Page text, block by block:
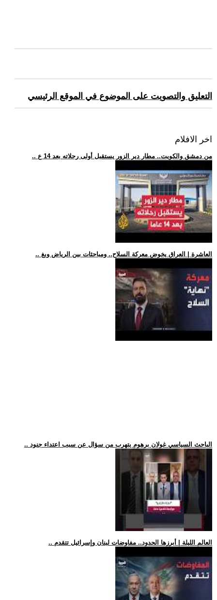
التعليق والتصويت على الموضوع في الموقع الرئيسي
اخر الافلام
.. من دمشق والكويت.. مطار دير الزور يستقبل أولى رحلاته بعد 14 ع
.. العاشرة | العراق يخوض معركة السلاح.. ومباحثات بين الرياض وبغ
.. الباحث السياسي غولان برهوم يتهرب من سؤال عن سبب اعتداء جنود
.. العالم الليلة | أبرزها الحدود.. مفاوضات لبنان وإسرائيل تتقدم